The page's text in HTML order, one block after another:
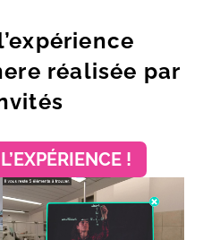
réalisée par
!